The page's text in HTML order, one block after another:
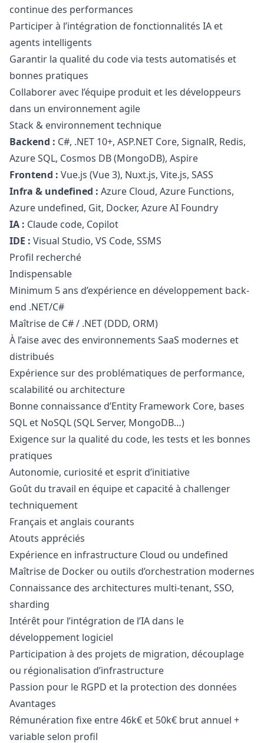
continue des performances
Participer à l’intégration de fonctionnalités IA et
agents intelligents
Garantir la qualité du code via tests automatisés et
bonnes pratiques
Collaborer avec l’équipe produit et les développeurs
dans un environnement agile
Stack & environnement technique
Backend : C#, .NET 10+, ASP.NET Core, SignalR, Redis,
Azure SQL, Cosmos DB (MongoDB), Aspire
Frontend : Vue.js (Vue 3), Nuxt.js, Vite.js, SASS
Infra & undefined : Azure Cloud, Azure Functions,
Azure undefined, Git, Docker, Azure AI Foundry
IA : Claude code, Copilot
IDE : Visual Studio, VS Code, SSMS
Profil recherché
Indispensable
Minimum 5 ans d’expérience en développement back-
end .NET/C#
Maîtrise de C# / .NET (DDD, ORM)
À l’aise avec des environnements SaaS modernes et
distribués
Expérience sur des problématiques de performance,
scalabilité ou architecture
Bonne connaissance d’Entity Framework Core, bases
SQL et NoSQL (SQL Server, MongoDB…)
Exigence sur la qualité du code, les tests et les bonnes
pratiques
Autonomie, curiosité et esprit d’initiative
Goût du travail en équipe et capacité à challenger
techniquement
Français et anglais courants
Atouts appréciés
Expérience en infrastructure Cloud ou undefined
Maîtrise de Docker ou outils d’orchestration modernes
Connaissance des architectures multi-tenant, SSO,
sharding
Intérêt pour l’intégration de l’IA dans le
développement logiciel
Participation à des projets de migration, découplage
ou régionalisation d’infrastructure
Passion pour le RGPD et la protection des données
Avantages
Rémunération fixe entre 46k€ et 50k€ brut annuel +
variable selon profil